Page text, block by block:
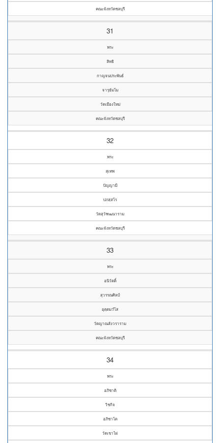
คณะจังหวัดชลบุรี
31
พระ
สิทธิ
กาญจนประพันธ์
จารุธัมโม
วัดเมืองใหม่
คณะจังหวัดชลบุรี
32
พระ
สุเทพ
ปัญญามี
ปภสฺสโร
วัดสุวัฑฒนาราม
คณะจังหวัดชลบุรี
33
พระ
อนิวัตติ์
สุวรรณศิลป์
อุตฺตมวํโส
วัดญาณสังวราราม
คณะจังหวัดชลบุรี
34
พระ
อภิชาติ
วิชกิจ
อภิชาโต
วัดเขาไผ่